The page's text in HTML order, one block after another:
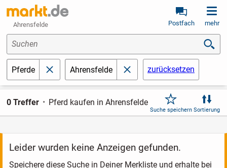
Ahrensfelde Postfach mehr
Suchen
Pferde schließenAhrensfelde schließenzurücksetzen
0 Treffer Pferd kaufen in Ahrensfelde
Suche speichern Sortierung
Leider wurden keine Anzeigen gefunden.
Speichere diese Suche in Deiner Merkliste und erhalte bei